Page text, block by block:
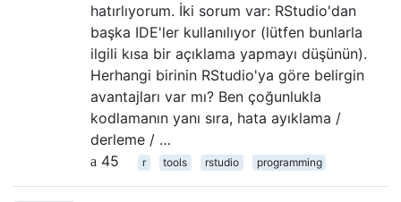
hatırlıyorum. İki sorum var: RStudio'dan
başka IDE'ler kullanılıyor (lütfen bunlarla
ilgili kısa bir açıklama yapmayı düşünün).
Herhangi birinin RStudio'ya göre belirgin
avantajları var mı? Ben çoğunlukla
kodlamanın yanı sıra, hata ayıklama /
derleme / …
45
r tools rstudio programming